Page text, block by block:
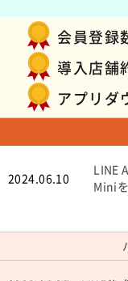
会員登録
導入店舗
アプリダ
2024.06.10
LINE
Mini